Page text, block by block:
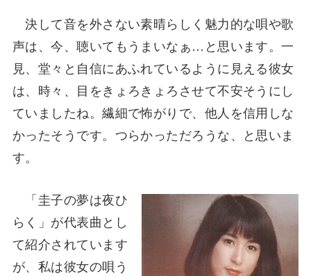
決して音を外さない素晴らしく魅力的な唄や歌
声は、今、聴いてもうまいなぁ…と思います。一
見、堂々と自信にあふれているように見える彼女
は、時々、目をきょろきょろさせて不安そうにし
ていましたね。繊細で怖がりで、他人を信用しな
かったそうです。つらかっただろうな、と思いま
す。
「圭子の夢は夜ひ
らく」が代表曲とし
て紹介されています
が、私は彼女の唄う